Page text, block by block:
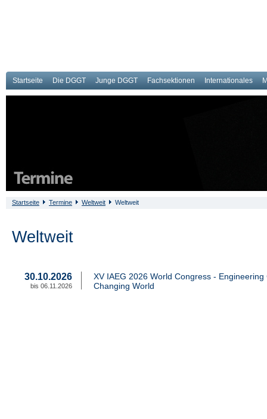
Startseite Die DGGT Junge DGGT Fachsektionen Internationales
Startseite Termine Weltweit Weltweit
Weltweit
30.10.2026
bis 06.11.2026
XV IAEG 2026 World Congress -
Changing World